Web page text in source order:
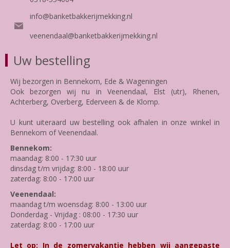
info@banketbakkerijmekking.nl
veenendaal@banketbakkerijmekking.nl
Uw bestelling
Wij bezorgen in Bennekom, Ede & Wageningen
Ook bezorgen wij nu in Veenendaal, Elst (utr), Rhenen,
Achterberg, Overberg, Ederveen & de Klomp.
U kunt uiteraard uw bestelling ook afhalen in onze winkel in
Bennekom of Veenendaal.
Bennekom:
maandag: 8:00 - 17:30 uur
dinsdag t/m vrijdag: 8:00 - 18:00 uur
zaterdag: 8:00 - 17:00 uur
Veenendaal:
maandag t/m woensdag: 8:00 - 13:00 uur
Donderdag - Vrijdag : 08:00 - 17:30 uur
zaterdag: 8:00 - 17:00 uur
Let op: In de zomervakantie hebben wij aangepaste